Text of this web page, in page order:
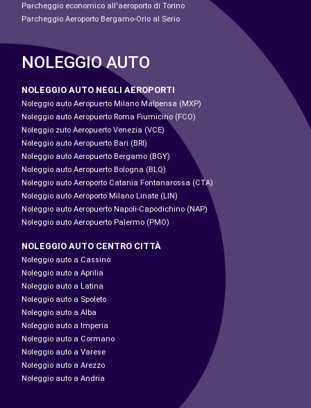
Parcheggio economico all'aeroporto di Torino
Parcheggio Aeroporto Bergamo-Orio al Serio
NOLEGGIO AUTO
NOLEGGIO AUTO NEGLI AEROPORTI
Noleggio auto Aeropuerto Milano Malpensa (MXP)
Noleggio auto Aeropuerto Roma Fiumicino (FCO)
Noleggio zuto Aeropuerto Venezia (VCE)
Noleggio auto Aeropuerto Bari (BRI)
Noleggio auto Aeropuerto Bergamo (BGY)
Noleggio auto Aeropuerto Bologna (BLQ)
Noleggio auto Aeroporto Catania Fontanarossa (CTA)
Noleggio auto Aeroporto Milano Linate (LIN)
Noleggio auto Aeropuerto Napoli-Capodichino (NAP)
Noleggio auto Aeropuerto Palermo (PMO)
NOLEGGIO AUTO CENTRO CITTÀ
Noleggio auto a Cassino
Noleggio auto a Aprilia
Noleggio auto a Latina
Noleggio auto a Spoleto
Noleggio auto a Alba
Noleggio auto a Imperia
Noleggio auto a Cormano
Noleggio auto a Varese
Noleggio auto a Arezzo
Noleggio auto a Andria